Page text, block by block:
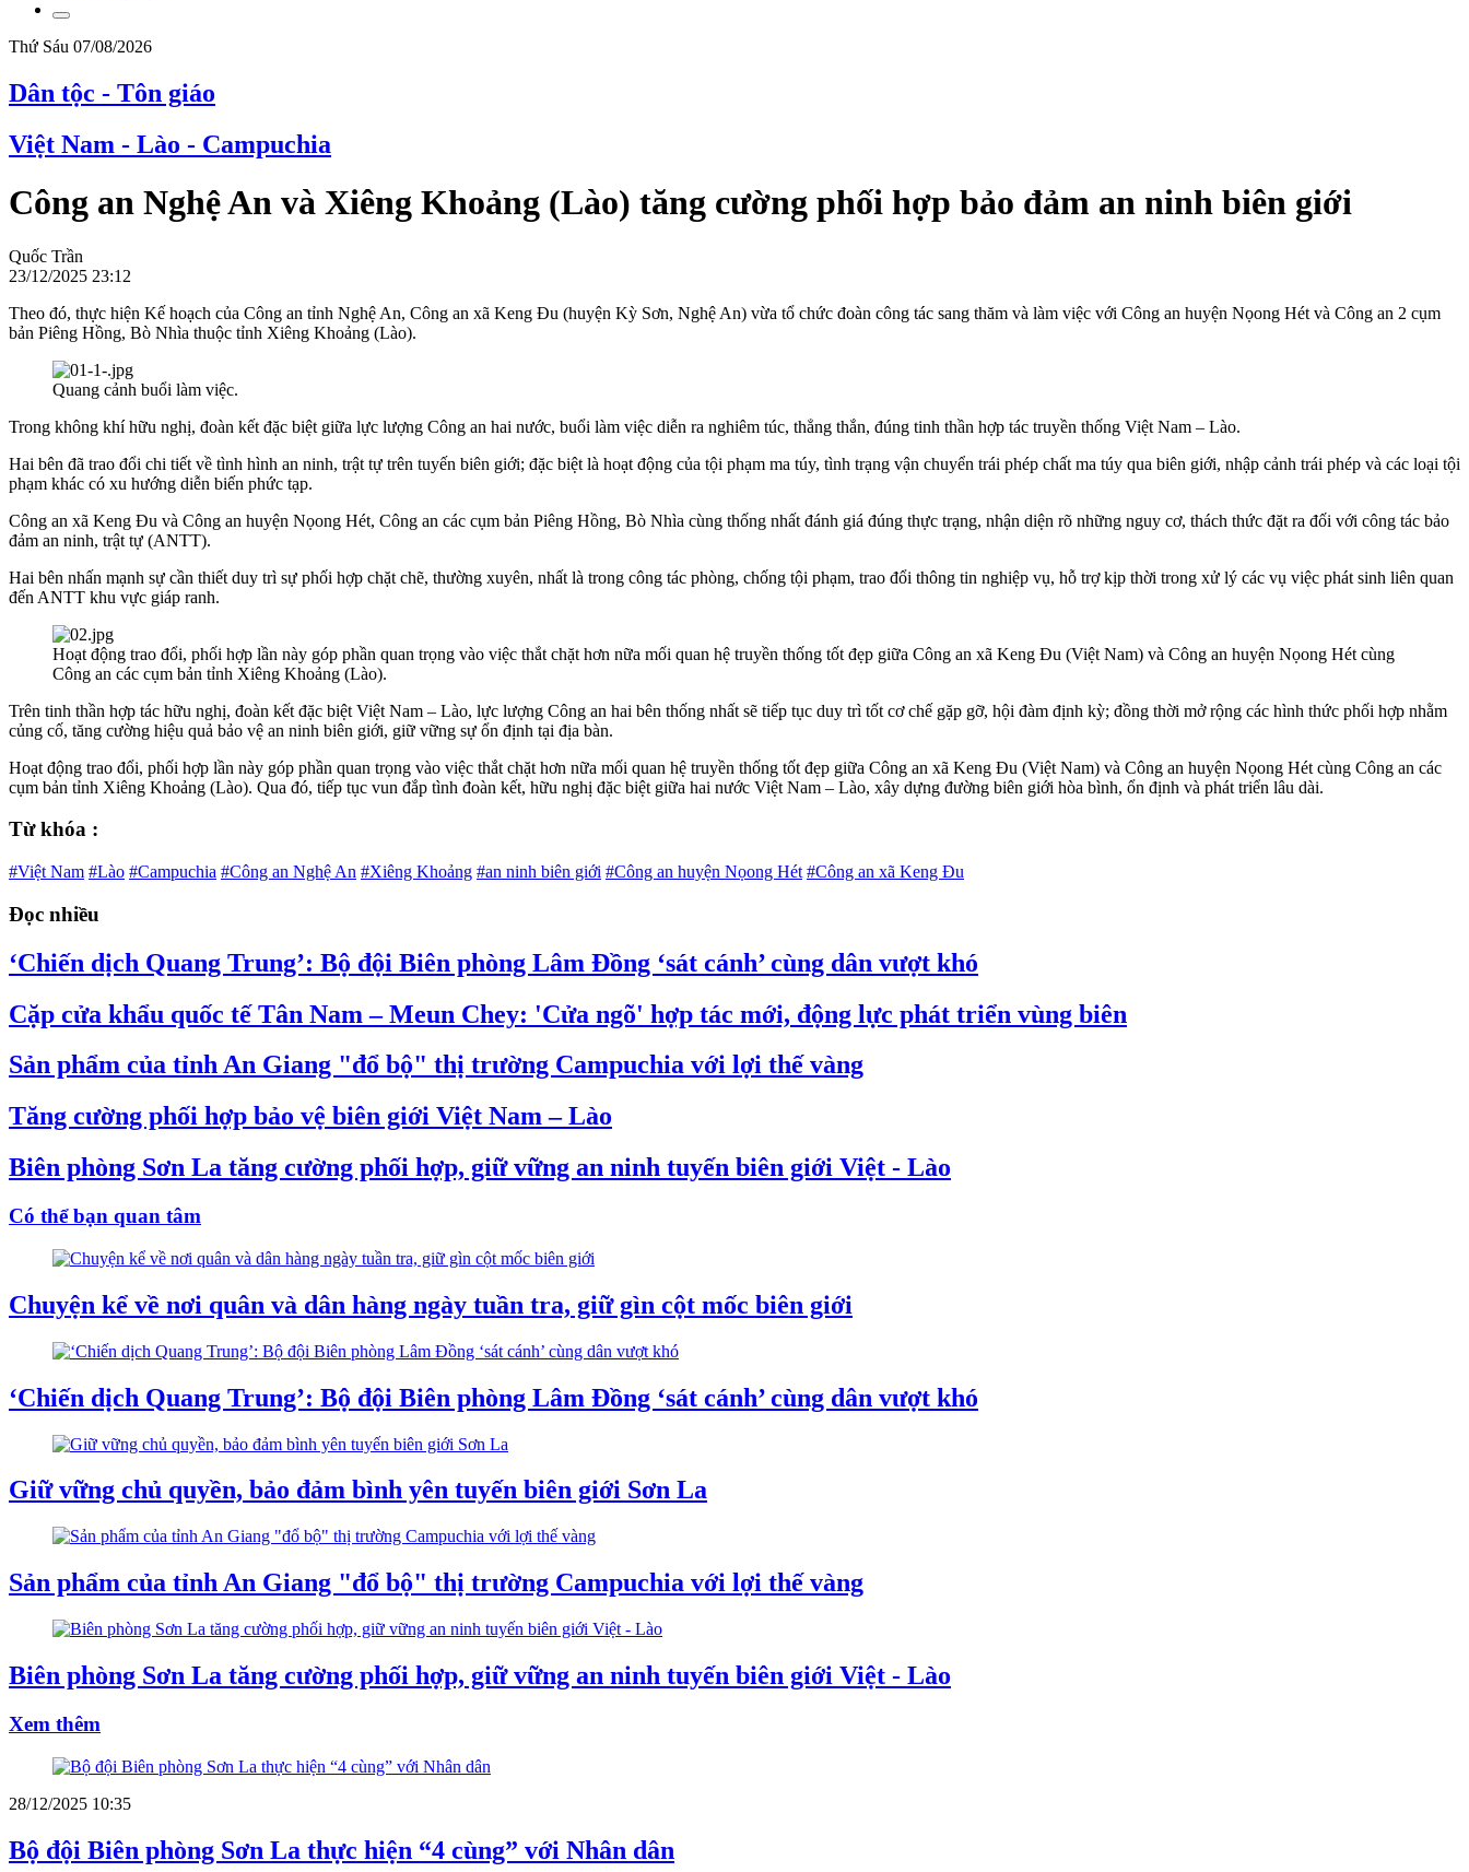
Thứ Sáu 07/08/2026
Dân tộc - Tôn giáo
Việt Nam - Lào - Campuchia
Công an Nghệ An và Xiêng Khoảng (Lào) tăng cường phối hợp bảo đảm an ninh biên giới
Quốc Trần
23/12/2025 23:12
Theo đó, thực hiện Kế hoạch của Công an tỉnh Nghệ An, Công an xã Keng Đu (huyện Kỳ Sơn, Nghệ An) vừa tổ chức đoàn công tác sang thăm và làm việc với Công an huyện Nọong Hét và Công an 2 cụm
bản Piêng Hồng, Bò Nhìa thuộc tỉnh Xiêng Khoảng (Lào).
Quang cảnh buổi làm việc.
Trong không khí hữu nghị, đoàn kết đặc biệt giữa lực lượng Công an hai nước, buổi làm việc diễn ra nghiêm túc, thẳng thắn, đúng tinh thần hợp tác truyền thống Việt Nam – Lào.
Hai bên đã trao đổi chi tiết về tình hình an ninh, trật tự trên tuyến biên giới; đặc biệt là hoạt động của tội phạm ma túy, tình trạng vận chuyển trái phép chất ma túy qua biên giới, nhập cảnh trái phép và các loại tội
phạm khác có xu hướng diễn biến phức tạp.
Công an xã Keng Đu và Công an huyện Nọong Hét, Công an các cụm bản Piêng Hồng, Bò Nhìa cùng thống nhất đánh giá đúng thực trạng, nhận diện rõ những nguy cơ, thách thức đặt ra đối với công tác bảo
đảm an ninh, trật tự (ANTT).
Hai bên nhấn mạnh sự cần thiết duy trì sự phối hợp chặt chẽ, thường xuyên, nhất là trong công tác phòng, chống tội phạm, trao đổi thông tin nghiệp vụ, hỗ trợ kịp thời trong xử lý các vụ việc phát sinh liên quan
đến ANTT khu vực giáp ranh.
Hoạt động trao đổi, phối hợp lần này góp phần quan trọng vào việc thắt chặt hơn nữa mối quan hệ truyền thống tốt đẹp giữa Công an xã Keng Đu (Việt Nam) và Công an huyện Nọong Hét cùng
Công an các cụm bản tỉnh Xiêng Khoảng (Lào).
Trên tinh thần hợp tác hữu nghị, đoàn kết đặc biệt Việt Nam – Lào, lực lượng Công an hai bên thống nhất sẽ tiếp tục duy trì tốt cơ chế gặp gỡ, hội đàm định kỳ; đồng thời mở rộng các hình thức phối hợp nhằm
củng cố, tăng cường hiệu quả bảo vệ an ninh biên giới, giữ vững sự ổn định tại địa bàn.
Hoạt động trao đổi, phối hợp lần này góp phần quan trọng vào việc thắt chặt hơn nữa mối quan hệ truyền thống tốt đẹp giữa Công an xã Keng Đu (Việt Nam) và Công an huyện Nọong Hét cùng Công an các
cụm bản tỉnh Xiêng Khoảng (Lào). Qua đó, tiếp tục vun đắp tình đoàn kết, hữu nghị đặc biệt giữa hai nước Việt Nam – Lào, xây dựng đường biên giới hòa bình, ổn định và phát triển lâu dài.
Từ khóa :
#Việt Nam #Lào #Campuchia #Công an Nghệ An #Xiêng Khoảng #an ninh biên giới #Công an huyện Nọong Hét #Công an xã Keng Đu
Đọc nhiều
‘Chiến dịch Quang Trung’: Bộ đội Biên phòng Lâm Đồng ‘sát cánh’ cùng dân vượt khó
Cặp cửa khẩu quốc tế Tân Nam – Meun Chey: 'Cửa ngõ' hợp tác mới, động lực phát triển vùng biên
Sản phẩm của tỉnh An Giang "đổ bộ" thị trường Campuchia với lợi thế vàng
Tăng cường phối hợp bảo vệ biên giới Việt Nam – Lào
Biên phòng Sơn La tăng cường phối hợp, giữ vững an ninh tuyến biên giới Việt - Lào
Có thể bạn quan tâm
Chuyện kể về nơi quân và dân hàng ngày tuần tra, giữ gìn cột mốc biên giới
‘Chiến dịch Quang Trung’: Bộ đội Biên phòng Lâm Đồng ‘sát cánh’ cùng dân vượt khó
Giữ vững chủ quyền, bảo đảm bình yên tuyến biên giới Sơn La
Sản phẩm của tỉnh An Giang "đổ bộ" thị trường Campuchia với lợi thế vàng
Biên phòng Sơn La tăng cường phối hợp, giữ vững an ninh tuyến biên giới Việt - Lào
Xem thêm
28/12/2025 10:35
Bộ đội Biên phòng Sơn La thực hiện “4 cùng” với Nhân dân